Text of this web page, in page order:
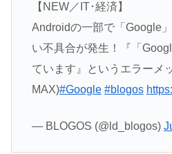
【NEW／IT･経済】
Androidの一部で「Google
い不具合が発生！『「
ています』というエラーメ
MAX)#Google #blogos
— BLOGOS (@ld_blogos)